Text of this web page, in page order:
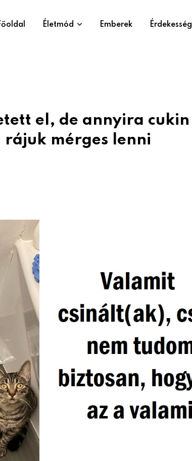
Életmód Emberek Érdekesség
el, de annyira cukin
rájuk mérges lenni